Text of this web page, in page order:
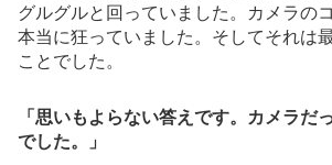
グルグルと回っていました。カメラの
本当に狂っていました。そしてそれは
ことでした。
「思いもよらない答えです。カメラだ
でした。」